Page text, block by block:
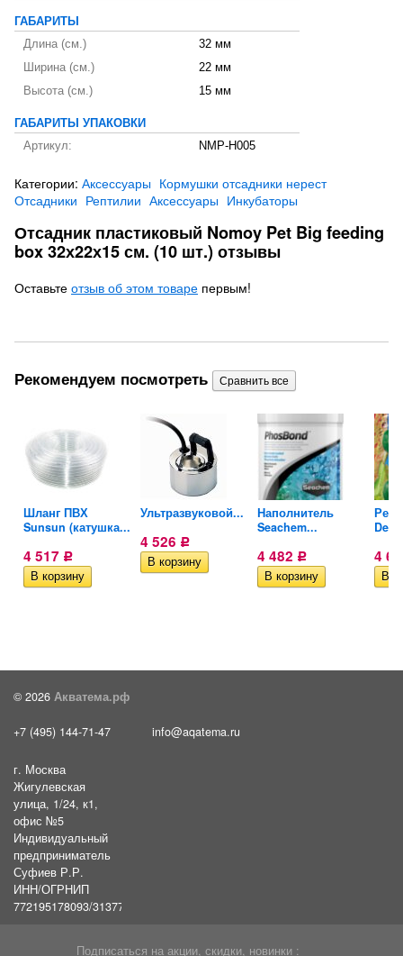
ГАБАРИТЫ
Длина (см.)
32 мм
Ширина (см.)
22 мм
Высота (см.)
15 мм
ГАБАРИТЫ УПАКОВКИ
Артикул:
NMP-H005
Категории: Аксессуары Кормушки отсадники нерест
Отсадники Рептилии Аксессуары Инкубаторы
Отсадник пластиковый Nomoy Pet Big feeding
box 32х22х15 см. (10 шт.) отзывы
Оставьте отзыв об этом товаре первым!
Рекомендуем посмотреть
Шланг ПВХ
Sunsun (катушка...
4 517 Р
Ультразвуковой...
4 526 Р
Наполнитель
Seachem...
4 482 Р 4
© 2026 Акватема.рф
+7 (495) 144-71-47 info@aqatema.ru
г. Москва
Жигулевская
улица, 1/24, к1,
офис №5
Индивидуальный
предприниматель
Суфиев Р.Р.
ИНН/ОГРНИП
772195178093/31377461610054
Подписаться на акции, скидки, новинки :